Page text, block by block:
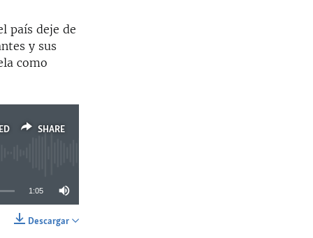
país deje de
y sus
como
SHARE
1:05
Descargar